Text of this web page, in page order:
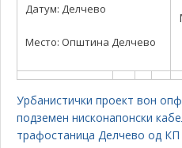
Датум: Делчево
Место: Општина Делчево
Урбанистички проект вон
подземен нисконапонски
трафостаница Делчево од